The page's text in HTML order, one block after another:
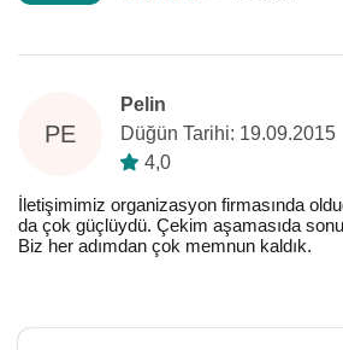
PE
Pelin
Düğün Tarihi: 19.09.2015
4,0
İletişimimiz organizasyon firmasında
da çok güçlüydü. Çekim aşamasıda
Biz her adımdan çok memnun kaldık.